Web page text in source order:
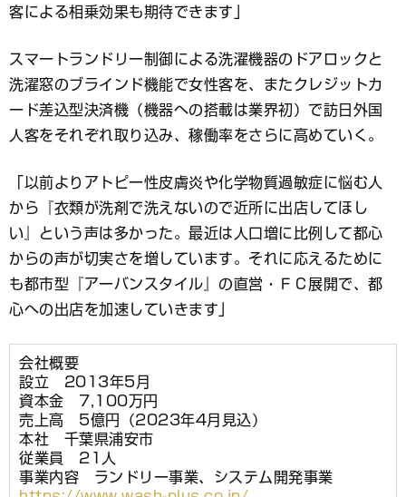
客による相乗効果も期待できます」
スマートランドリー制御による洗濯機器のドアロックと
洗濯窓のブラインド機能で女性客を、またクレジットカ
ード差込型決済機（機器への搭載は業界初）で訪日外国
人客をそれぞれ取り込み、稼働率をさらに高めていく。
「以前よりアトピー性皮膚炎や化学物質過敏症に悩む人
から『衣類が洗剤で洗えないので近所に出店してほし
い』という声は多かった。最近は人口増に比例して都心
からの声が切実さを増しています。それに応えるために
も都市型『アーバンスタイル』の直営・ＦＣ展開で、都
心への出店を加速していきます」
会社概要
設立 2013年5月
資本金 7,100万円
売上高 5億円（2023年4月見込）
本社 千葉県浦安市
従業員 21人
事業内容 ランドリー事業、システム開発事業